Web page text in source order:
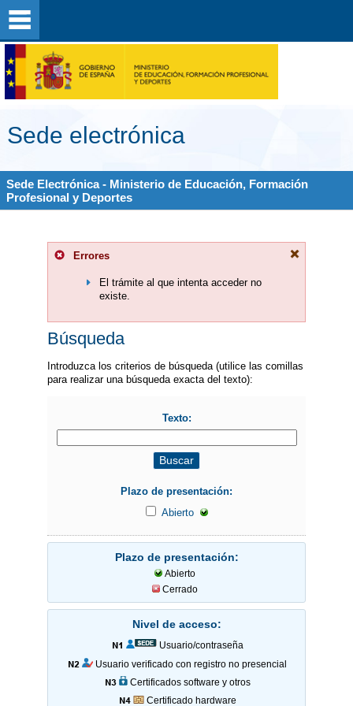
Sede electrónica
Sede Electrónica - Ministerio de Educación, Formación
Profesional y Deportes
Errores
El trámite al que intenta acceder no
existe.
Búsqueda
Introduzca los criterios de búsqueda (utilice las comillas
para realizar una búsqueda exacta del texto):
Texto:
Plazo de presentación:
Abierto
Plazo de presentación:
Abierto
Cerrado
Nivel de acceso:
Usuario/contraseña
Usuario verificado con registro no presencial
Certificados software y otros
Certificado hardware